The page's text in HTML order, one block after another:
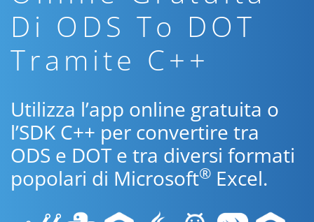
Di ODS To DOT
Tramite C++
Utilizza l’app online gratuita o
l’SDK C++ per convertire tra
ODS e DOT e tra diversi formati
popolari di Microsoft® Excel.